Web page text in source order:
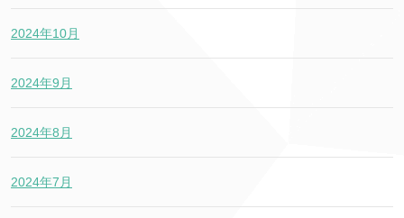
2024年10月
2024年9月
2024年8月
2024年7月